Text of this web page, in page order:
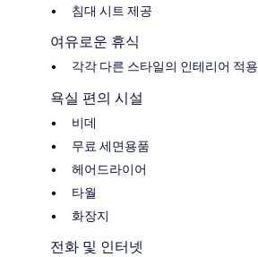
침대 시트 제공
여유로운 휴식
각각 다른 스타일의 인테리어 적용
욕실 편의 시설
비데
무료 세면용품
헤어드라이어
타월
화장지
전화 및 인터넷